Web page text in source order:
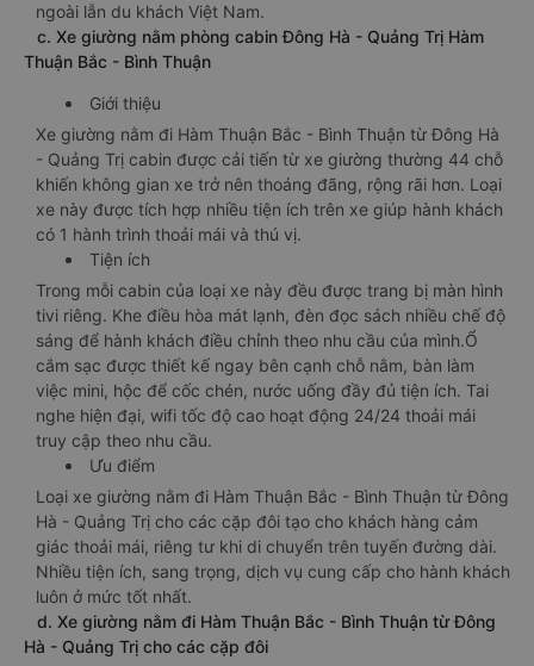
ngoài lẫn du khách Việt Nam.
c. Xe giường nằm phòng cabin Đông Hà - Quảng Trị Hàm
Thuận Bắc - Bình Thuận
Giới thiệu
Xe giường nằm đi Hàm Thuận Bắc - Bình Thuận từ Đông Hà
- Quảng Trị cabin được cải tiến từ xe giường thường 44 chỗ
khiến không gian xe trở nên thoáng đãng, rộng rãi hơn. Loại
xe này được tích hợp nhiều tiện ích trên xe giúp hành khách
có 1 hành trình thoải mái và thú vị.
Tiện ích
Trong mỗi cabin của loại xe này đều được trang bị màn hình
tivi riêng. Khe điều hòa mát lạnh, đèn đọc sách nhiều chế độ
sáng để hành khách điều chỉnh theo nhu cầu của mình.Ổ
cắm sạc được thiết kế ngay bên cạnh chỗ nằm, bàn làm
việc mini, hộc để cốc chén, nước uống đầy đủ tiện ích. Tai
nghe hiện đại, wifi tốc độ cao hoạt động 24/24 thoải mái
truy cập theo nhu cầu.
Ưu điểm
Loại xe giường nằm đi Hàm Thuận Bắc - Bình Thuận từ Đông
Hà - Quảng Trị cho các cặp đôi tạo cho khách hàng cảm
giác thoải mái, riêng tư khi di chuyển trên tuyến đường dài.
Nhiều tiện ích, sang trọng, dịch vụ cung cấp cho hành khách
luôn ở mức tốt nhất.
d. Xe giường nằm đi Hàm Thuận Bắc - Bình Thuận từ Đông
Hà - Quảng Trị cho các cặp đôi